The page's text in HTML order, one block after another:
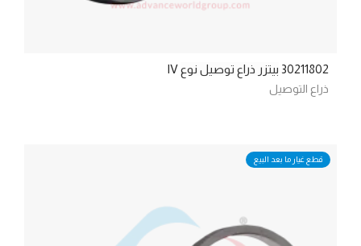
30211802 بيتزر ذراع توصيل نوع
ذراع التوصيل
قطع غيار ما بعد البيع